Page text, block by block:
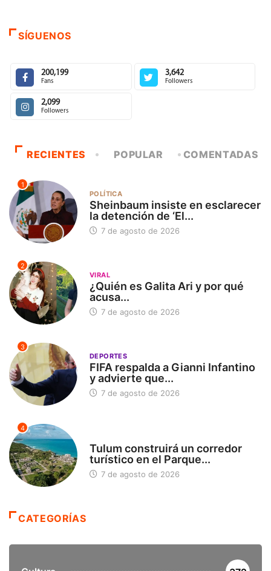
SÍGUENOS
200,199
Fans
3,642
Followers
2,099
Followers
RECIENTES POPULAR COMENTADAS
1
POLÍTICA
Sheinbaum insiste en esclarecer
la detención de ‘El...
7 de agosto de 2026
2
VIRAL
¿Quién es Galita Ari y por qué
acusa...
7 de agosto de 2026
3
DEPORTES
FIFA respalda a Gianni Infantino
y advierte que...
7 de agosto de 2026
4
Tulum construirá un corredor
turístico en el Parque...
7 de agosto de 2026
CATEGORÍAS